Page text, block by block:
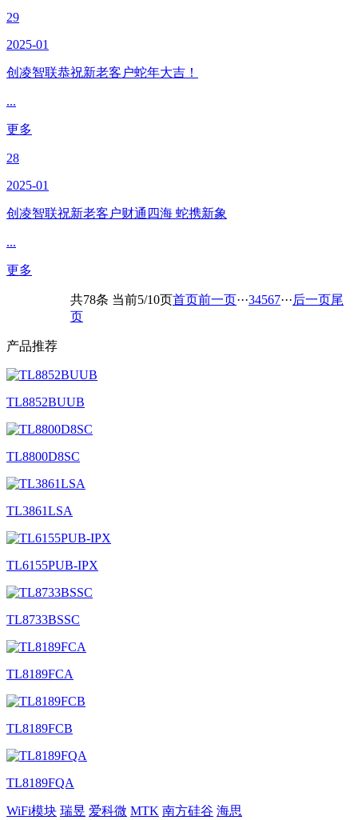
29
2025-01
创凌智联恭祝新老客户蛇年大吉！
...
更多
28
2025-01
创凌智联祝新老客户财通四海 蛇携新象
...
更多
共78条 当前5/10页首页前一页···34567···后一页尾
页
产品推荐
TL8852BUUB
TL8800D8SC
TL3861LSA
TL6155PUB-IPX
TL8733BSSC
TL8189FCA
TL8189FCB
TL8189FQA
WiFi模块 瑞昱 爱科微 MTK 南方硅谷 海思